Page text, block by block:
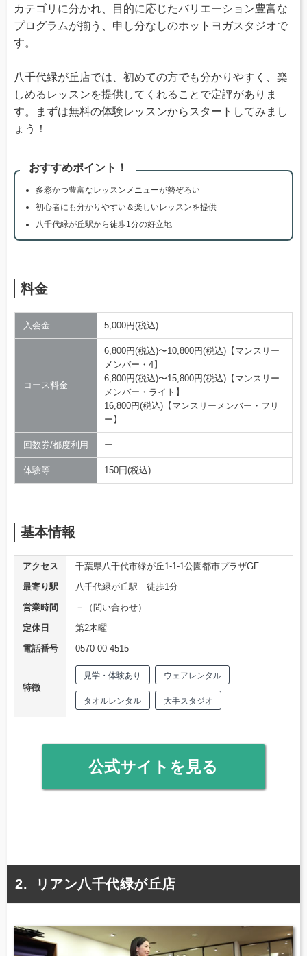
カテゴリに分かれ、目的に応じたバリエーション豊富な
プログラムが揃う、申し分なしのホットヨガスタジオで
す。
八千代緑が丘店では、初めての方でも分かりやすく、楽
しめるレッスンを提供してくれることで定評がありま
す。まずは無料の体験レッスンからスタートしてみまし
ょう！
おすすめポイント！
多彩かつ豊富なレッスンメニューが勢ぞろい
初心者にも分かりやすい＆楽しいレッスンを提供
八千代緑が丘駅から徒歩1分の好立地
料金
入会金 5,000円(税込)
コース料金
6,800円(税込)〜10,800円(税込)【マンスリー
メンバー・4】
6,800円(税込)〜15,800円(税込)【マンスリー
メンバー・ライト】
16,800円(税込)【マンスリーメンバー・フリ
ー】
回数券/都度利用 ー
体験等 150円(税込)
基本情報
アクセス
千葉県八千代市緑が丘1-1-1公園都市プラザGF
最寄り駅
八千代緑が丘駅 徒歩1分
営業時間
－（問い合わせ）
定休日
第2木曜
電話番号
0570-00-4515
特徴
見学・体験あり ウェアレンタル
タオルレンタル 大手スタジオ
公式サイトを見る
リアン八千代緑が丘店